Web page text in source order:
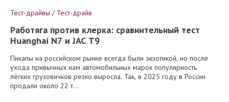
Тест-драйвы / Тест-драйв
Работяга против клерка: сравнительный тест
Huanghai N7 и JAC T9
Пикапы на российском рынке всегда были экзотикой, но после
ухода привычных нам автомобильных марок популярность
лёгких грузовичков резко выросла. Так, в 2025 году в России
продали около 22 т...